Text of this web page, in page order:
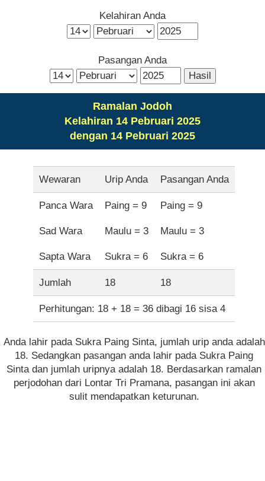
Kelahiran Anda
Pasangan Anda
Ramalan Jodoh
Kelahiran 14 Pebruari 2025
dengan 14 Pebruari 2025
Wewaran Urip Anda Pasangan Anda
Panca Wara Paing = 9 Paing = 9
Sad Wara Maulu = 3 Maulu = 3
Sapta Wara Sukra = 6 Sukra = 6
Jumlah 18 18
Perhitungan: 18 + 18 = 36 dibagi 16 sisa 4
Anda lahir pada Sukra Paing Sinta, jumlah urip anda adalah
18. Sedangkan pasangan anda lahir pada Sukra Paing
Sinta dan jumlah uripnya adalah 18. Berdasarkan ramalan
perjodohan dari Lontar Tri Pramana, pasangan ini akan
sulit mendapatkan keturunan.